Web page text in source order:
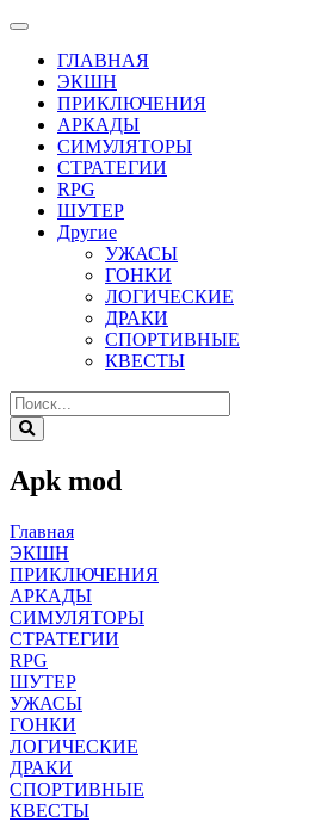
ГЛАВНАЯ
ЭКШН
ПРИКЛЮЧЕНИЯ
АРКАДЫ
СИМУЛЯТОРЫ
СТРАТЕГИИ
RPG
ШУТЕР
Другие
УЖАСЫ
ГОНКИ
ЛОГИЧЕСКИЕ
ДРАКИ
СПОРТИВНЫЕ
КВЕСТЫ
Apk mod
Главная
ЭКШН
ПРИКЛЮЧЕНИЯ
АРКАДЫ
СИМУЛЯТОРЫ
СТРАТЕГИИ
RPG
ШУТЕР
УЖАСЫ
ГОНКИ
ЛОГИЧЕСКИЕ
ДРАКИ
СПОРТИВНЫЕ
КВЕСТЫ